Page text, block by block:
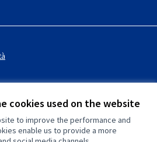
cookies used on the website
to improve the performance and
enable us to provide a more
free software